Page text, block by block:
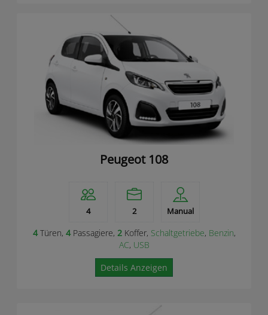
Peugeot 108
4 2 Manual
4Türen, 4Passagiere, 2Koffer, Schaltgetriebe, Benzin,
AC, USB
Details Anzeigen